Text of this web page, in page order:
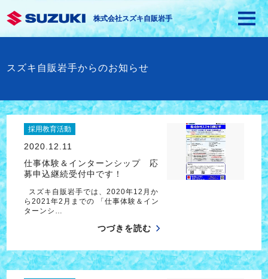
株式会社スズキ自販岩手
スズキ自販岩手からのお知らせ
採用教育活動
2020.12.11
仕事体験＆インターンシップ 応
募申込継続受付中です！
スズキ自販岩手では、2020年12月か
ら2021年2月までの 「仕事体験＆イン
ターンシ…
つづきを読む